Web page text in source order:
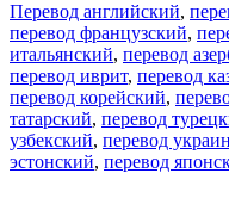
Перевод английский,
перевод французский,
итальянский, перевод
перевод иврит, перевод
перевод корейский,
татарский, перевод
узбекский, перевод
эстонский, перевод